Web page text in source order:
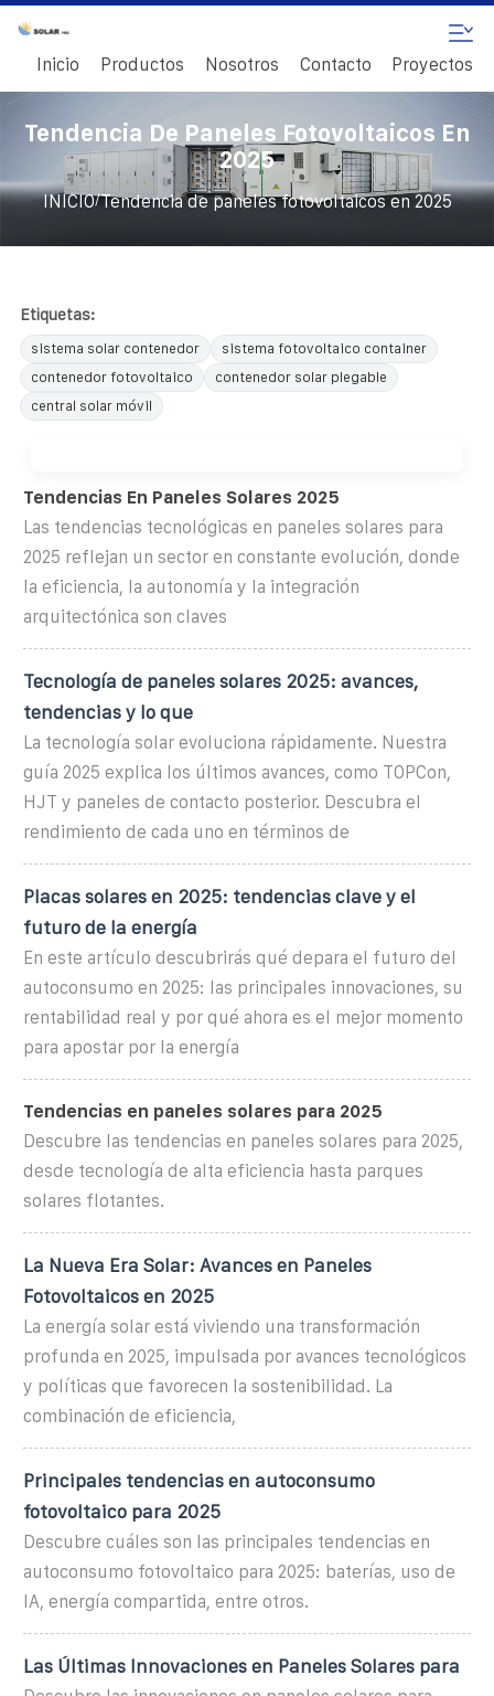
Inicio Productos Nosotros Contacto Proyectos
Tendencia De Paneles Fotovoltaicos En
2025
INICIO/Tendencia de paneles fotovoltaicos en 2025
Etiquetas:
sistema solar contenedor
sistema fotovoltaico container
contenedor fotovoltaico
contenedor solar plegable
central solar móvil
Tendencias En Paneles Solares 2025
Las tendencias tecnológicas en paneles solares para
2025 reflejan un sector en constante evolución, donde
la eficiencia, la autonomía y la integración
arquitectónica son claves
Tecnología de paneles solares 2025: avances,
tendencias y lo que
La tecnología solar evoluciona rápidamente. Nuestra
guía 2025 explica los últimos avances, como TOPCon,
HJT y paneles de contacto posterior. Descubra el
rendimiento de cada uno en términos de
Placas solares en 2025: tendencias clave y el
futuro de la energía
En este artículo descubrirás qué depara el futuro del
autoconsumo en 2025: las principales innovaciones, su
rentabilidad real y por qué ahora es el mejor momento
para apostar por la energía
Tendencias en paneles solares para 2025
Descubre las tendencias en paneles solares para 2025,
desde tecnología de alta eficiencia hasta parques
solares flotantes.
La Nueva Era Solar: Avances en Paneles
Fotovoltaicos en 2025
La energía solar está viviendo una transformación
profunda en 2025, impulsada por avances tecnológicos
y políticas que favorecen la sostenibilidad. La
combinación de eficiencia,
Principales tendencias en autoconsumo
fotovoltaico para 2025
Descubre cuáles son las principales tendencias en
autoconsumo fotovoltaico para 2025: baterías, uso de
IA, energía compartida, entre otros.
Las Últimas Innovaciones en Paneles Solares para